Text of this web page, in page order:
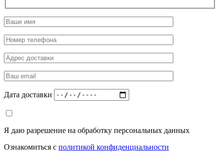
Дата доставки
Я даю разрешение на обработку персональных данных
Ознакомиться с политикой конфиденциальности